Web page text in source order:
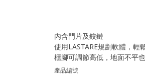
內含門片及鉸鏈
使用LASTARE規劃軟體，輕
櫃腳可調節高低，地面不平
產品編號